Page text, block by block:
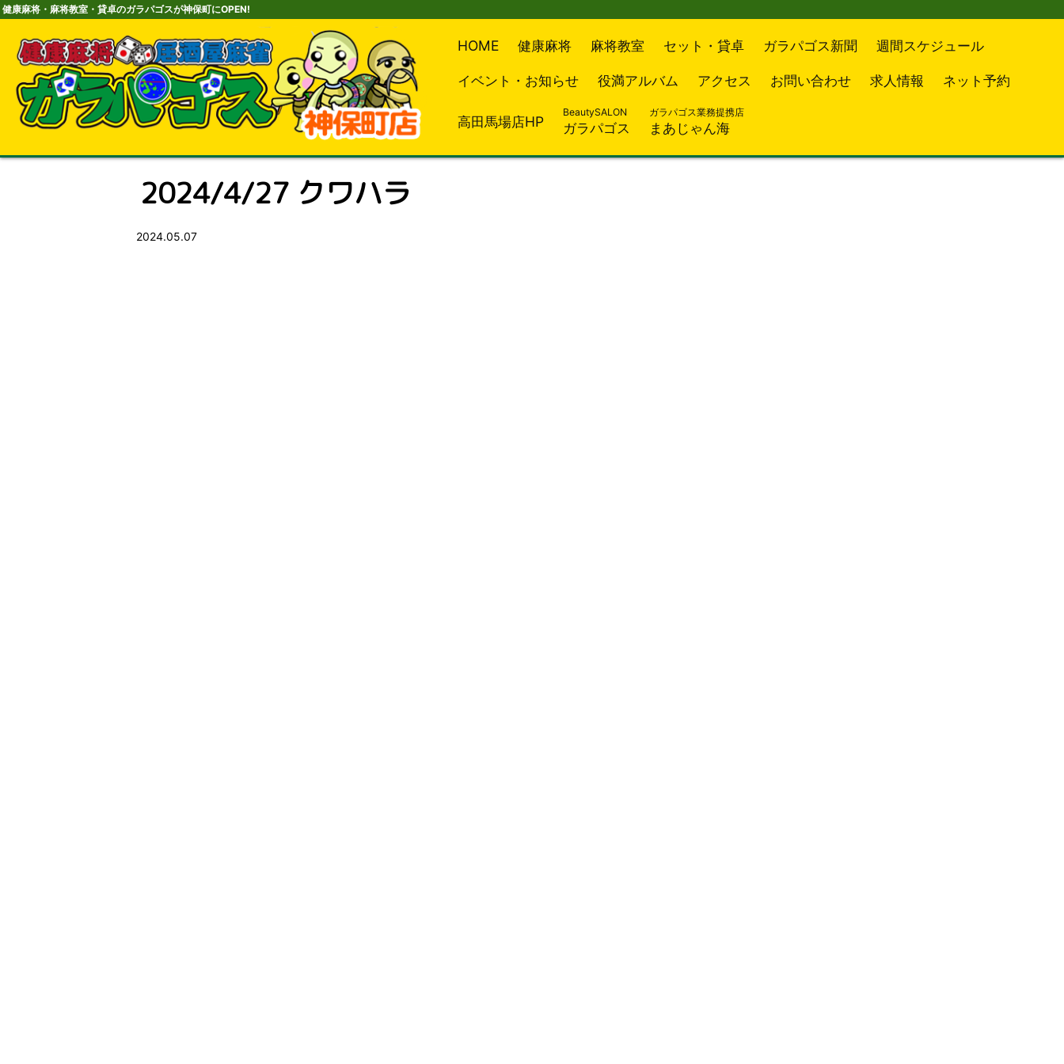
健康麻将・麻将教室・貸卓のガラパゴスが神保町にOPEN!
HOME 健康麻将 麻将教室 セット・貸卓 ガラパゴス新聞 週間スケジュール
イベント・お知らせ 役満アルバム アクセス お問い合わせ 求人情報 ネット予約
高田馬場店HP
BeautySALON
ガラパゴス
ガラパゴス業務提携店
まあじゃん海
2024/4/27 クワハラ
2024.05.07